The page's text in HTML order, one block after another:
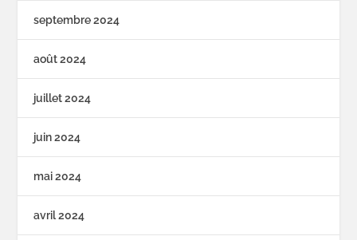
septembre 2024
août 2024
juillet 2024
juin 2024
mai 2024
avril 2024